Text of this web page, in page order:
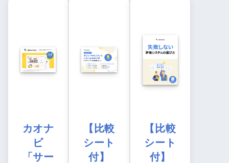
カオナ
ビ
「サー
【比較
シート
付】
【比較
シート
付】